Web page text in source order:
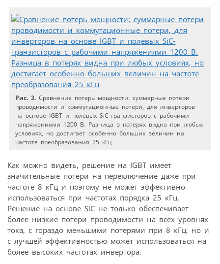
Рис. 3. Сравнение потерь мощности: суммарные потери
проводимости и коммутационные потери, для инверторов
на основе IGBT и полевых SiC-транзисторов с рабочими
напряжениями 1200 В. Разница в потерях видна при любых
условиях, но достигает особенно больших величин на
частоте преобразования 25 кГц
Как можно видеть, решение на IGBT имеет
значительные потери на переключение даже при
частоте 8 кГц и поэтому не может эффективно
использоваться при частотах порядка 25 кГц.
Решение на основе SiC не только обеспечивает
более низкие потери проводимости на всех уровнях
тока, с гораздо меньшими потерями при 8 кГц, но и
с лучшей эффективностью может использоваться на
более высоких частотах инвертора.